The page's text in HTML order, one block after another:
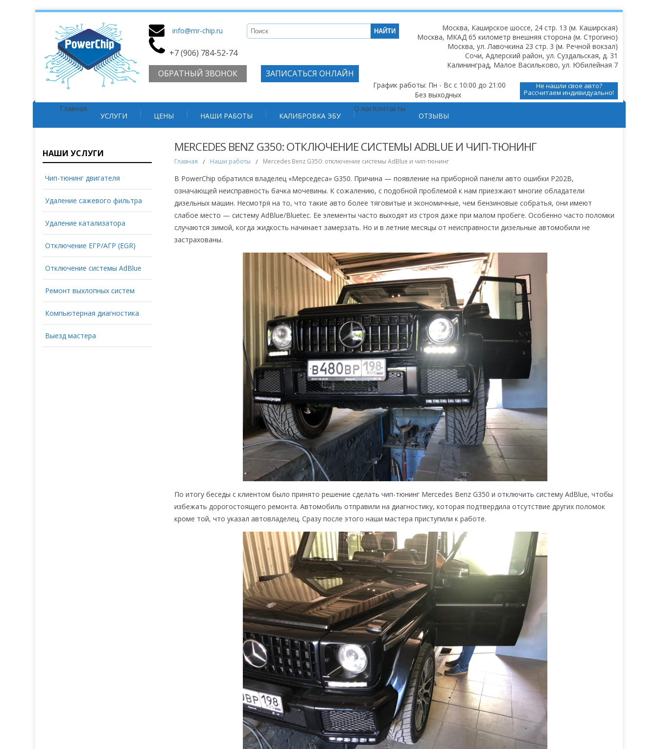
info@mr-chip.ru
+7 (906) 784-52-74
ОБРАТНЫЙ ЗВОНОК
ЗАПИСАТЬСЯ ОНЛАЙН
На все 4-х цилиндровые атмосферные двигатели чип-тюнинг +
Заказать
Москва, Каширское шоссе, 24 стр. 13 (м. Каширская)
Москва, МКАД 65 километр внешняя сторона (м. Строгино)
Москва, ул. Лавочкина 23 стр. 3 (м. Речной вокзал)
Сочи, Адлерский район, ул. Суздальская, д. 31
Калининград, Малое Васильково, ул. Юбилейная 7
Не нашли свое авто?
Рассчитаем индивидуально!
График работы: Пн - Вс с 10:00 до 21:00
Без выходных
Главная
УСЛУГИ ЦЕНЫ НАШИ РАБОТЫ КАЛИБРОВКА ЭБУ
О насКонтакты
ОТЗЫВЫ
НАШИ УСЛУГИ
Чип-тюнинг двигателя
Удаление сажевого фильтра
Удаление катализатора
Отключение ЕГР/АГР (EGR)
Отключение системы AdBlue
Ремонт выхлопных систем
Компьютерная диагностика
Выезд мастера
MERCEDES BENZ G350: ОТКЛЮЧЕНИЕ СИСТЕМЫ ADBLUE И ЧИП-ТЮНИНГ
Главная / Наши работы / Mercedes Benz G350: отключение системы AdBlue и чип-тюнинг
В PowerChip обратился владелец «Мерседеса» G350. Причина — появление на приборной панели авто ошибки P202B,
означающей неисправность бачка мочевины. К сожалению, с подобной проблемой к нам приезжают многие обладатели
дизельных машин. Несмотря на то, что такие авто более тяговитые и экономичные, чем бензиновые собратья, они имеют
слабое место — систему AdBlue/Bluetec. Ее элементы часто выходят из строя даже при малом пробеге. Особенно часто поломки
случаются зимой, когда жидкость начинает замерзать. Но и в летние месяцы от неисправности дизельные автомобили не
застрахованы.
По итогу беседы с клиентом было принято решение сделать чип-тюнинг Mercedes Benz G350 и отключить систему AdBlue, чтобы
избежать дорогостоящего ремонта. Автомобиль отправили на диагностику, которая подтвердила отсутствие других поломок
кроме той, что указал автовладелец. Сразу после этого наши мастера приступили к работе.